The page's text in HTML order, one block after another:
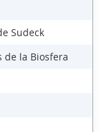
Sudeck
de la Biosfera